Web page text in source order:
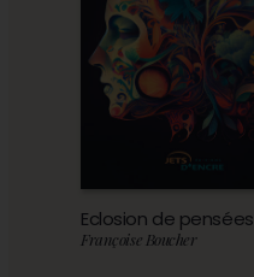
Eclosion de pensées
Françoise Boucher